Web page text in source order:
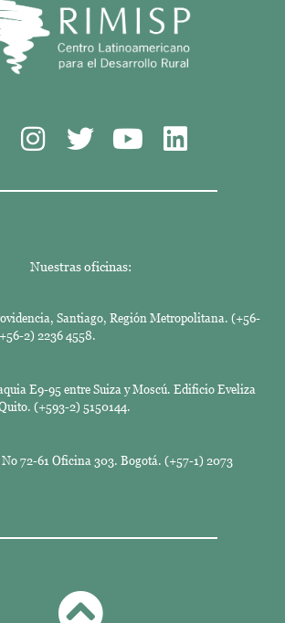
Nuestras oficinas:
Santiago, Región Metropolitana. (+56-
2) 2236 4558.
E9-95 entre Suiza y Moscú. Edificio Eveliza
(+593-2) 5150144.
72-61 Oficina 303. Bogotá. (+57-1) 2073